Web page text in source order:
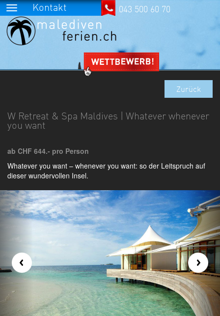
Kontakt 043 500 60 70
Zurück
W Retreat & Spa Maldives | Whatever whenever
you want
ab CHF 644.- pro Person
Whatever you want – whenever you want: so der Leitspruch auf
dieser wundervollen Insel.